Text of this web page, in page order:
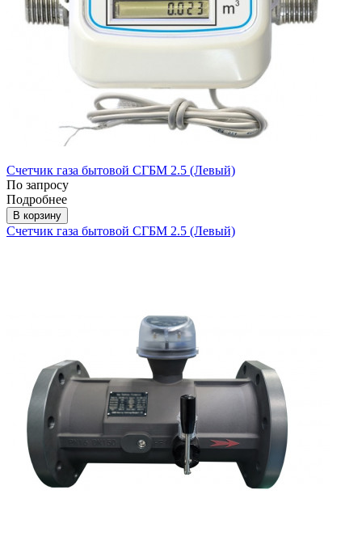
Счетчик газа бытовой СГБМ 2.5 (Левый)
По запросу
Подробнее
В корзину
Счетчик газа бытовой СГБМ 2.5 (Левый)